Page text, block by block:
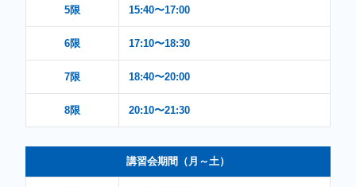
5限 15:40〜17:00
6限 17:10〜18:30
7限 18:40〜20:00
8限 20:10〜21:30
講習会期間（月～土）